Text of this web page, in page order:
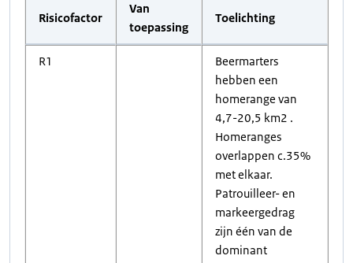
Risicofactor
Van
toepassing
Toelichting
R1
Beermarters
hebben een
homerange van
4,7-20,5 km2 .
Homeranges
overlappen c.35%
met elkaar.
Patrouilleer- en
markeergedrag
zijn één van de
dominant